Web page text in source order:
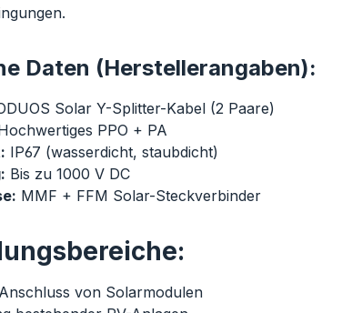
Daten (Herstellerangaben):
Solar Y-Splitter-Kabel (2 Paare)
PPO + PA
IP67 (wasserdicht, staubdicht)
Bis zu 1000 V DC
MMF + FFM Solar-Steckverbinder
von Solarmodulen